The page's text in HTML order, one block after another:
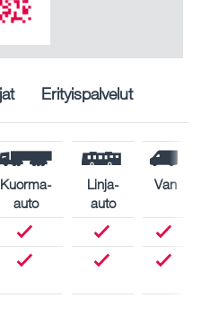
Erityispalvelut
Kuorma-
auto
Linja-
auto
Van